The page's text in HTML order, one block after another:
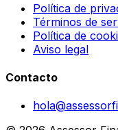
Política de
Términos de
Política de
Aviso legal
Contacto